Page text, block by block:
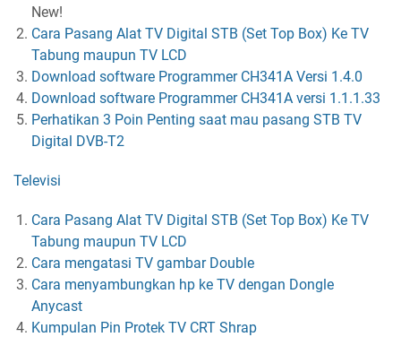
New!
Cara Pasang Alat TV Digital STB (Set Top Box) Ke TV
Tabung maupun TV LCD
Download software Programmer CH341A Versi 1.4.0
Download software Programmer CH341A versi 1.1.1.33
Perhatikan 3 Poin Penting saat mau pasang STB TV
Digital DVB-T2
Televisi
Cara Pasang Alat TV Digital STB (Set Top Box) Ke TV
Tabung maupun TV LCD
Cara mengatasi TV gambar Double
Cara menyambungkan hp ke TV dengan Dongle
Anycast
Kumpulan Pin Protek TV CRT Shrap